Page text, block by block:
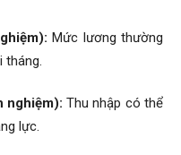
Mức lương thường
tháng.
nghiệm): Thu nhập có thể
lực.